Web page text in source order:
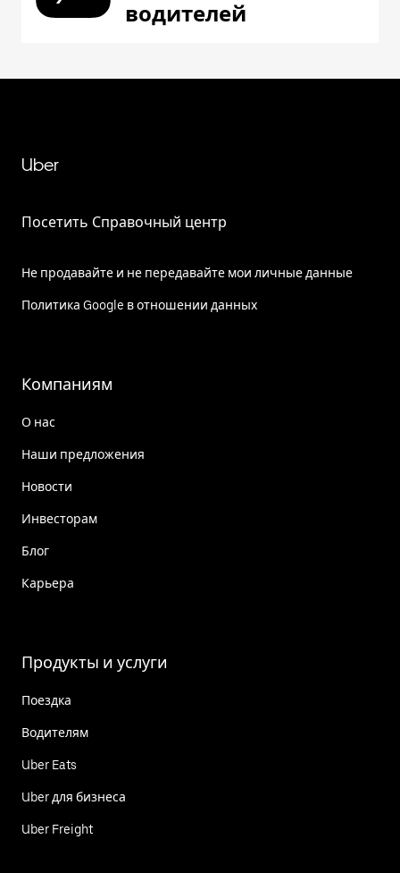
водителей
Uber
Посетить Справочный центр
Не продавайте и не передавайте мои личные данные
Политика Google в отношении данных
Компаниям
О нас
Наши предложения
Новости
Инвесторам
Блог
Карьера
Продукты и услуги
Поездка
Водителям
Uber Eats
Uber для бизнеса
Uber Freight